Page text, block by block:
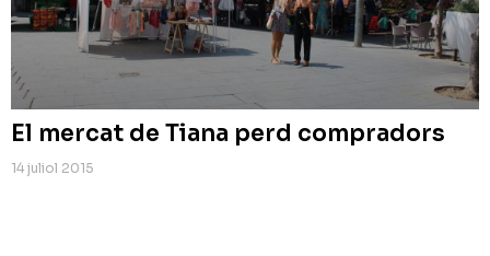
El mercat de Tiana perd compradors
14 juliol 2015